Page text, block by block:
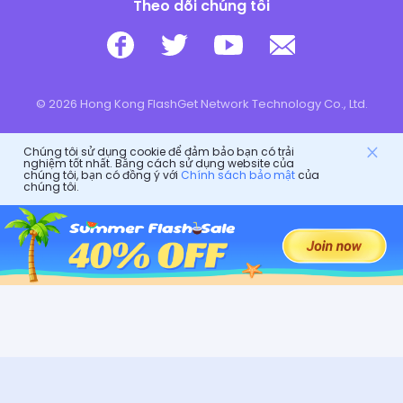
Theo dõi chúng tôi
© 2026 Hong Kong FlashGet Network Technology Co., Ltd.
Chúng tôi sử dụng cookie để đảm bảo bạn có trải
nghiệm tốt nhất. Bằng cách sử dụng website của
chúng tôi, bạn có đồng ý với Chính sách bảo mậtcủa
chúng tôi.